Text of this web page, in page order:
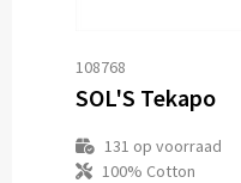
108768
SOL'S Tekapo
131 op voorraad
100% Cotton